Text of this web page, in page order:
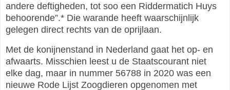
andere deftigheden, tot soo een Riddermatich Huys
behoorende”.* Die warande heeft waarschijnlijk
gelegen direct rechts van de oprijlaan.
Met de konijnenstand in Nederland gaat het op- en
afwaarts. Misschien leest u de Staatscourant niet
elke dag, maar in nummer 56788 in 2020 was een
nieuwe Rode Lijst Zoogdieren opgenomen met